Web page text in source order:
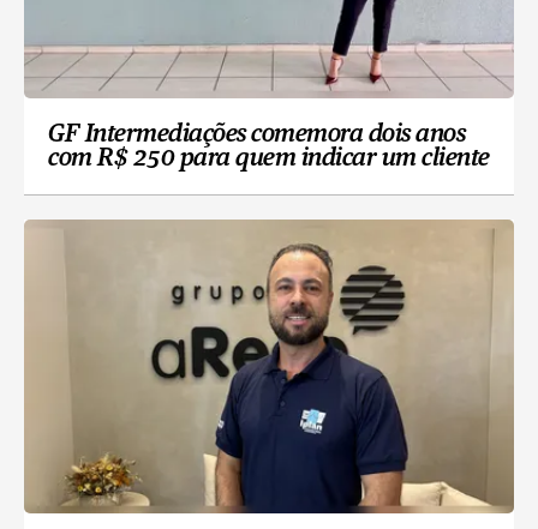
GF Intermediações comemora dois anos
com R$ 250 para quem indicar um cliente